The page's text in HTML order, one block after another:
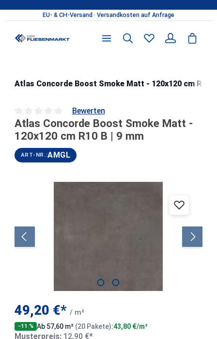
Zum Hauptinhalt springen
Atlas Concorde Boost Smoke Matt - 120x120 cm R10
Durchschnittliche Bewertung von 0 von 5 Sternen
Bewerten
Atlas Concorde Boost Smoke Matt -
120x120 cm R10 B | 9 mm
ART-NR.:AMGL
49,20 €* / m²
−11 % Ab 57,60 m² (20 Pakete):43,80 €/m²
Musterpreis: 12,90 €*